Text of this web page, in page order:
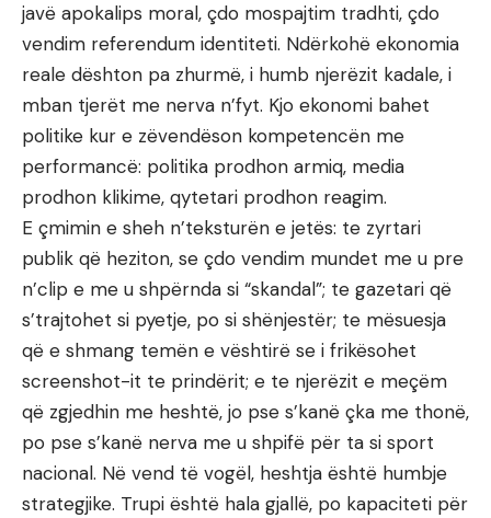
javë apokalips moral, çdo mospajtim tradhti, çdo
vendim referendum identiteti. Ndërkohë ekonomia
reale dështon pa zhurmë, i humb njerëzit kadale, i
mban tjerët me nerva n’fyt. Kjo ekonomi bahet
politike kur e zëvendëson kompetencën me
performancë: politika prodhon armiq, media
prodhon klikime, qytetari prodhon reagim.
E çmimin e sheh n’teksturën e jetës: te zyrtari
publik që heziton, se çdo vendim mundet me u pre
n’clip e me u shpërnda si “skandal”; te gazetari që
s’trajtohet si pyetje, po si shënjestër; te mësuesja
që e shmang temën e vështirë se i frikësohet
screenshot-it te prindërit; e te njerëzit e meçëm
që zgjedhin me heshtë, jo pse s’kanë çka me thonë,
po pse s’kanë nerva me u shpifë për ta si sport
nacional. Në vend të vogël, heshtja është humbje
strategjike. Trupi është hala gjallë, po kapaciteti për